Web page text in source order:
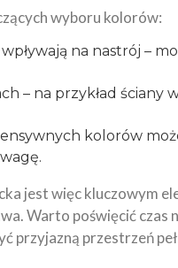
wyboru kolorów:
na nastrój –
– na przykład ściany
kolorów
jest więc kluczowym
Warto poświęcić czas
przyjazną przestrzeń